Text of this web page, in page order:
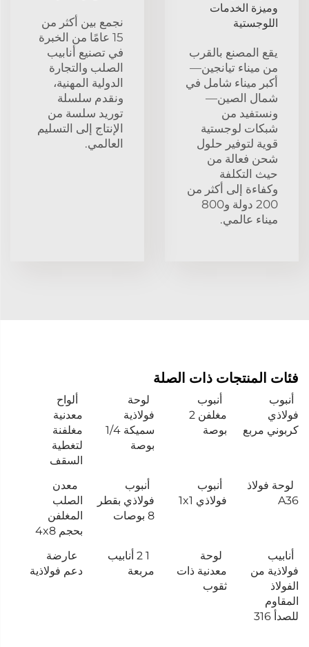
وميزة الخدمات
اللوجستية
يقع المصنع بالقرب
من ميناء تيانجين—
أكبر ميناء شامل في
شمال الصين—
ونستفيد من
شبكات لوجستية
قوية لتوفير حلول
شحن فعالة من
حيث التكلفة
وكفاءة إلى أكثر من
200 دولة و800
ميناء عالمي.
نجمع بين أكثر من
15 عامًا من الخبرة
في تصنيع أنابيب
الصلب والتجارة
الدولية المهنية،
ونقدم سلسلة
توريد سلسة من
الإنتاج إلى التسليم
العالمي.
فئات المنتجات ذات الصلة
أنبوب
فولاذي
كربوني مربع
أنبوب
مغلفن 2
بوصة
لوحة
فولاذية
سميكة 1/4
بوصة
ألواح
معدنية
مغلفنة
لتغطية
السقف
لوحة فولاذ
A36
أنبوب
فولاذي 1x1
أنبوب
فولاذي بقطر
8 بوصات
معدن
الصلب
المغلفن
بحجم 4x8
أنابيب
فولاذية من
الفولاذ
المقاوم
للصدأ 316
لوحة
معدنية ذات
ثقوب
1 2 أنابيب
مربعة
عارضة
دعم فولاذية